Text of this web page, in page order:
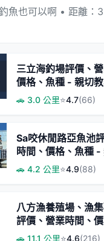
魚也可以啊 • 距離：
三立海釣場評價、
價格、魚種 - 親切
爆發力
🚗 3.0 公里⭐4.7(66)
Sa咬休閒路亞魚池
時間、價格、魚種 -
與大型石斑體驗
🚗 4.2 公里⭐4.9(88)
八方漁養殖場、漁
評價、營業時間、
親子友善海水釣魚體
🚗 11.1 公里⭐4.6(216)